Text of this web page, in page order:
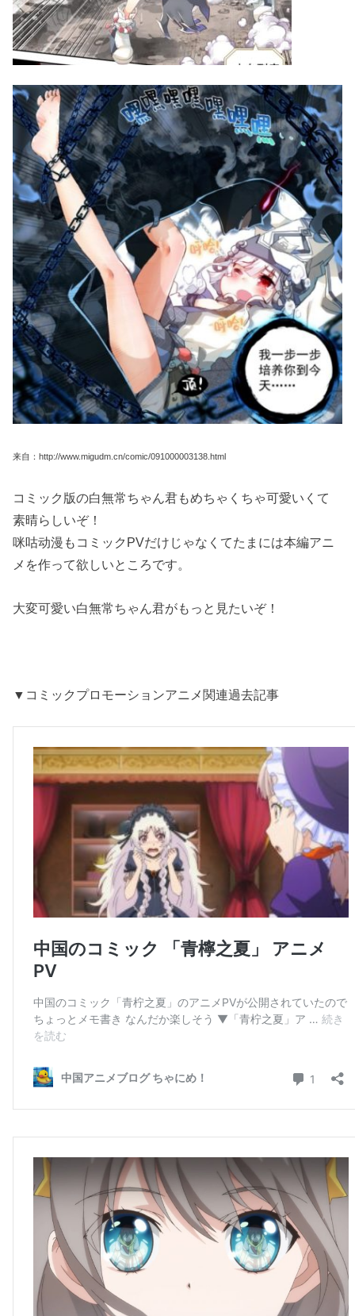
来自：http://www.migudm.cn/comic/091000003138.html
コミック版の白無常ちゃん君もめちゃくちゃ可愛いくて
素晴らしいぞ！
咪咕动漫もコミックPVだけじゃなくてたまには本編アニ
メを作って欲しいところです。
大変可愛い白無常ちゃん君がもっと見たいぞ！
▼コミックプロモーションアニメ関連過去記事